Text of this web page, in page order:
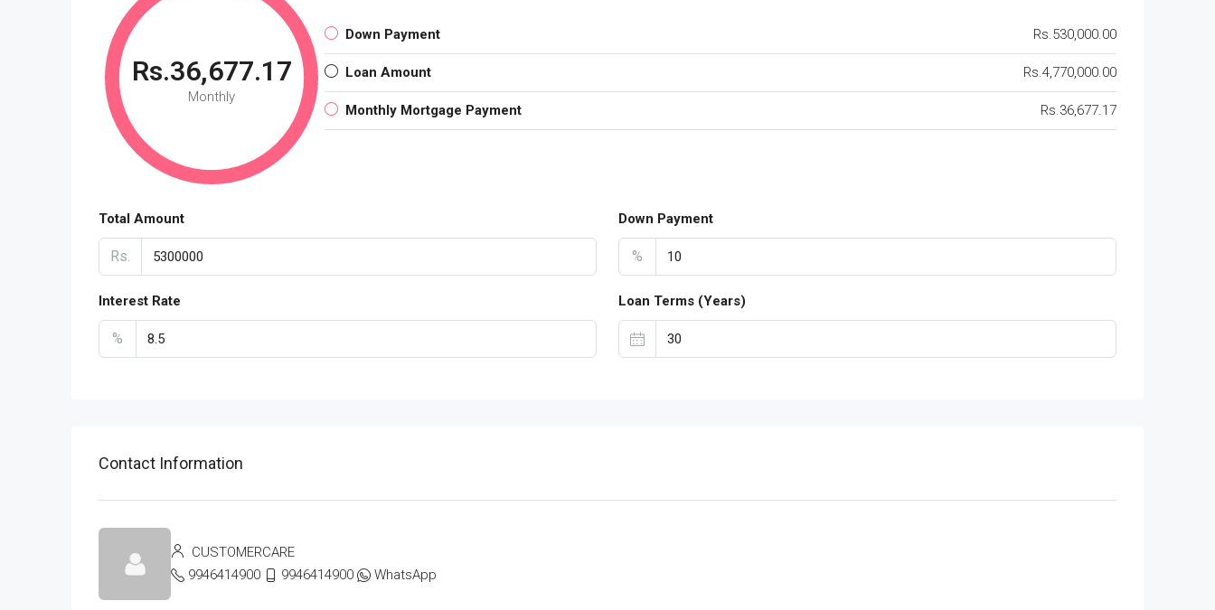
Rs.36,677.17
Monthly
Down Payment Rs.530,000.00
Loan Amount Rs.4,770,000.00
Monthly Mortgage Payment Rs.36,677.17
Total Amount
Rs.
Down Payment
%
Interest Rate
%
Loan Terms (Years)
Contact Information
CUSTOMERCARE
9946414900
9946414900 WhatsApp